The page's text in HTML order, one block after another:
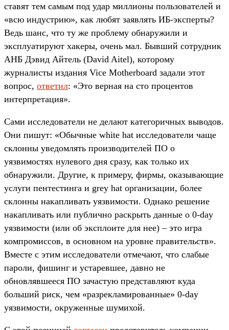
ставят тем самым под удар миллионы пользователей и
«всю индустрию», как любят заявлять ИБ-эксперты?
Ведь шанс, что ту же проблему обнаружили и
эксплуатируют хакеры, очень мал. Бывший сотрудник
АНБ Дэвид Айтель (David Aitel), которому
журналисты издания Vice Motherboard задали этот
вопрос, ответил: «Это верная на сто процентов
интерпретация».
Сами исследователи не делают категоричных выводов.
Они пишут: «Обычные white hat исследователи чаще
склонны уведомлять производителей ПО о
уязвимостях нулевого дня сразу, как только их
обнаружили. Другие, к примеру, фирмы, оказывающие
услуги пентестинга и grey hat организации, более
склонны накапливать уязвимости. Однако решение
накапливать или публично раскрыть данные о 0-day
уязвимости (или об эксплоите для нее) – это игра
компромиссов, в основном на уровне правительств».
Вместе с этим исследователи отмечают, что слабые
пароли, фишинг и устаревшее, давно не
обновлявшееся ПО зачастую представляют куда
больший риск, чем «разрекламированные» 0-day
уязвимости, окруженные шумихой.